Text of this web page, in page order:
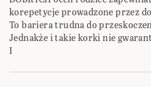
korepetycje prowadzone przez
To bariera trudna do
Jednakże i takie korki nie
I